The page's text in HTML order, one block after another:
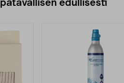
edullisesti